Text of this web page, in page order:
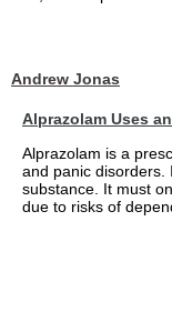
Andrew Jonas
Alprazolam Uses
Alprazolam is a
and panic disorders.
substance. It must
due to risks of